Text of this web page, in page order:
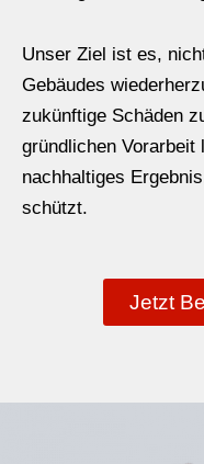
Unser Ziel ist es,
Gebäudes
zukünftige Schäden
gründlichen Vorarbeit
nachhaltiges
schützt.
Jetzt